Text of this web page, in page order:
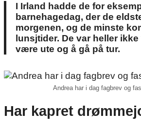
I Irland hadde de for
barnehagedag, der de
morgenen, og de minste
lunsjtider. De var heller ikke
være ute og å gå på tur.
Andrea har i dag fagbrev og
Har kapret